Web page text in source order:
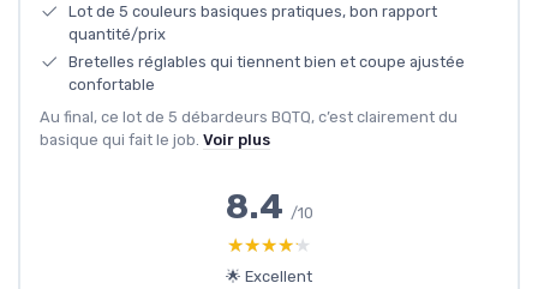
Lot de 5 couleurs basiques pratiques, bon rapport
quantité/prix
Bretelles réglables qui tiennent bien et coupe ajustée
confortable
Au final, ce lot de 5 débardeurs BQTQ, c’est clairement du
basique qui fait le job. Voir plus
8.4 /10
★★★★★
★★★★★
🌟 Excellent